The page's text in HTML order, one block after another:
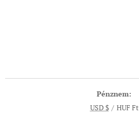
Pénznem
USD $
HUF Ft